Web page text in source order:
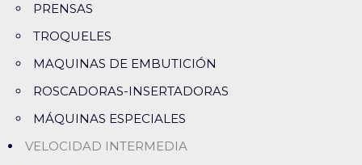
PRENSAS
TROQUELES
MAQUINAS DE EMBUTICIÓN
ROSCADORAS-INSERTADORAS
MÁQUINAS ESPECIALES
VELOCIDAD INTERMEDIA